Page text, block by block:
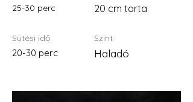
25-30 perc
Sütési idő
20-30 perc
20 cm torta
Szint
Haladó